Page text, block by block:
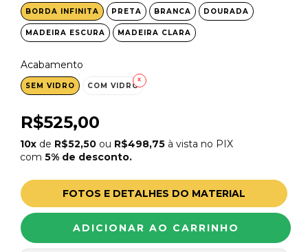
BORDA INFINITA PRETA BRANCA DOURADA
MADEIRA ESCURA MADEIRA CLARA
Acabamento
SEM VIDRO COM VIDRO
R$525,00
10x de R$52,50 ou R$498,75 à vista no PIX
com 5% de desconto.
FOTOS E DETALHES DO MATERIAL